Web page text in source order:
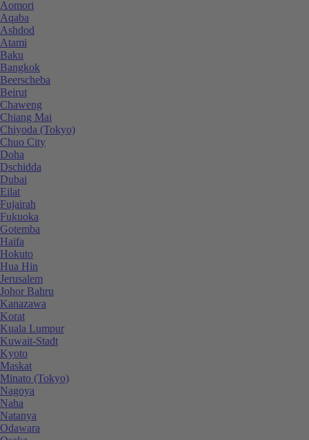
Aomori
Aqaba
Ashdod
Atami
Baku
Bangkok
Beerscheba
Beirut
Chaweng
Chiang Mai
Chiyoda (Tokyo)
Chuo City
Doha
Dschidda
Dubai
Eilat
Fujairah
Fukuoka
Gotemba
Haifa
Hokuto
Hua Hin
Jerusalem
Johor Bahru
Kanazawa
Korat
Kuala Lumpur
Kuwait-Stadt
Kyoto
Maskat
Minato (Tokyo)
Nagoya
Naha
Natanya
Odawara